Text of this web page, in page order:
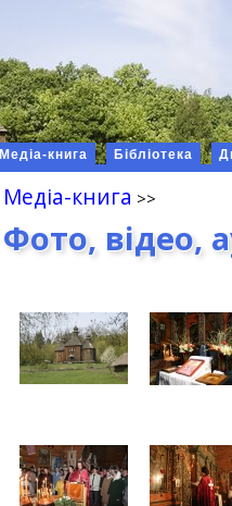
Медіа-книга Бібліотека
Медіа-книга
Фото, відео,